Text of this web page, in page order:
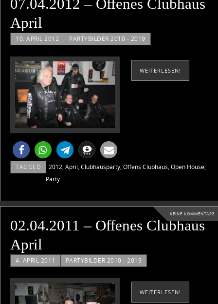
07.04.2012 – Offenes Clubhaus
April
10. APRIL 2012 PARTYBILDER 2010 - 2019
WEITERLESEN!
TAGGED 2012,April,Clubhausparty,Offens Clubhaus,Open House,
Party
KEINE KOMMENTARE
02.04.2011 – Offenes Clubhaus
April
4. APRIL 2011 PARTYBILDER 2010 - 2019
WEITERLESEN!